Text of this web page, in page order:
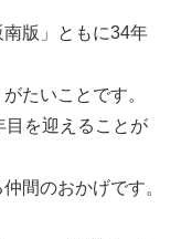
版」ともに34年
たいことです。
目を迎えることが
間のおかげです。